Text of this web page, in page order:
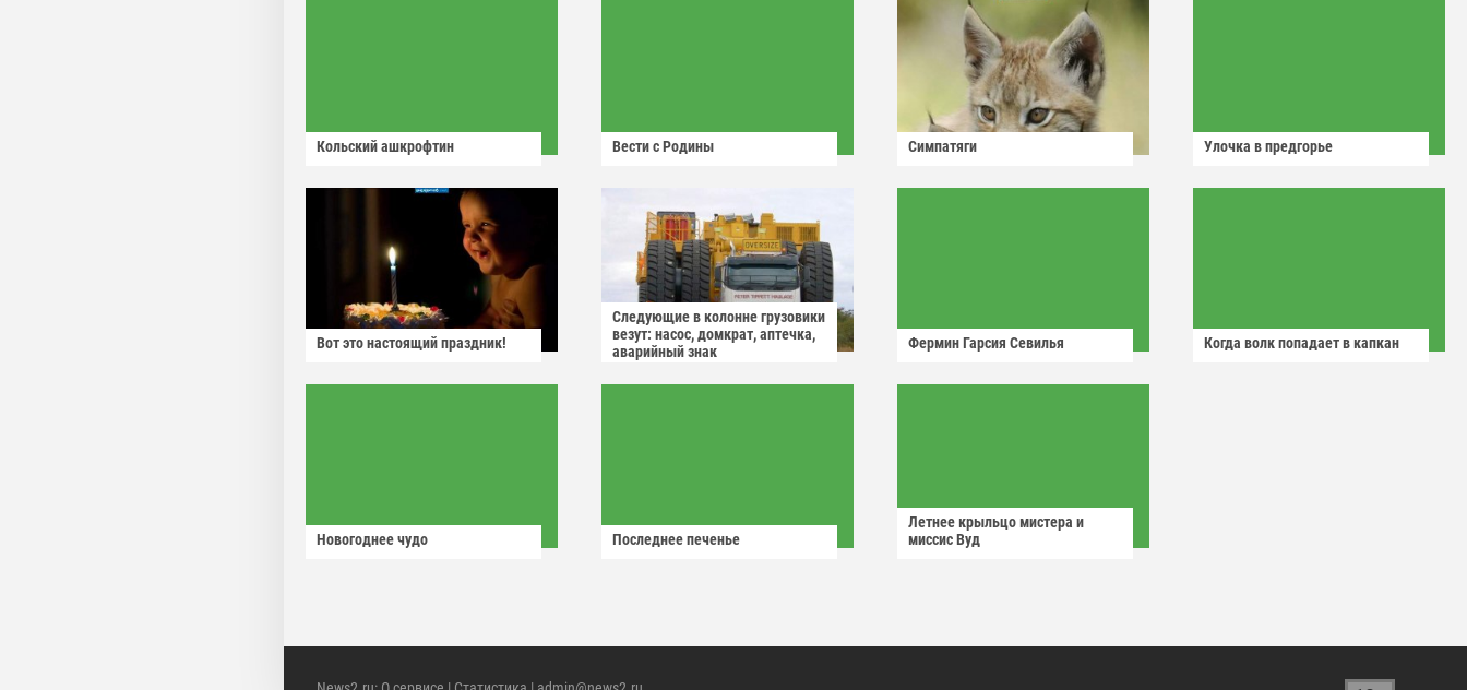
Кольский ашкрофтин Вести с Родины Симпатяги Улочка в предгорье
Вот это настоящий праздник!
Следующие в колонне грузовики
везут: насос, домкрат, аптечка,
аварийный знак
Фермин Гарсия Севилья Когда волк попадает в капкан
Новогоднее чудо Последнее печенье
Летнее крыльцо мистера и
миссис Вуд